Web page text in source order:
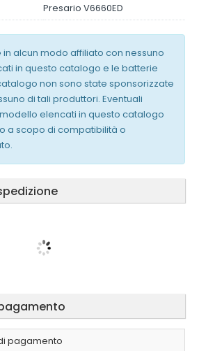
Presario V6660ED
alcun modo affiliato con nessuno
in questo catalogo e le batterie
non sono state sponsorizzate
di tali produttori. Eventuali
elencati in questo catalogo
a scopo di compatibilità o
pagamento